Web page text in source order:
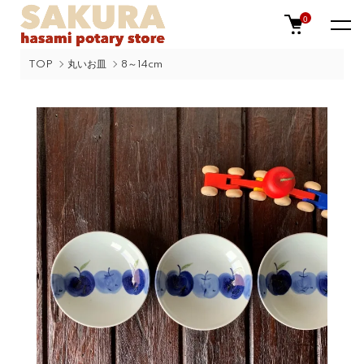
0
TOP 丸いお皿 8～14cm